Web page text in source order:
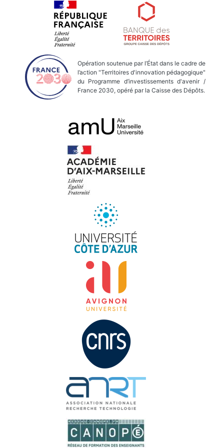
Opération soutenue par l’État dans le cadre de
l’action "Territoires d'innovation pédagogique"
du Programme d’investissements d'avenir /
France 2030, opéré par la Caisse des Dépôts.